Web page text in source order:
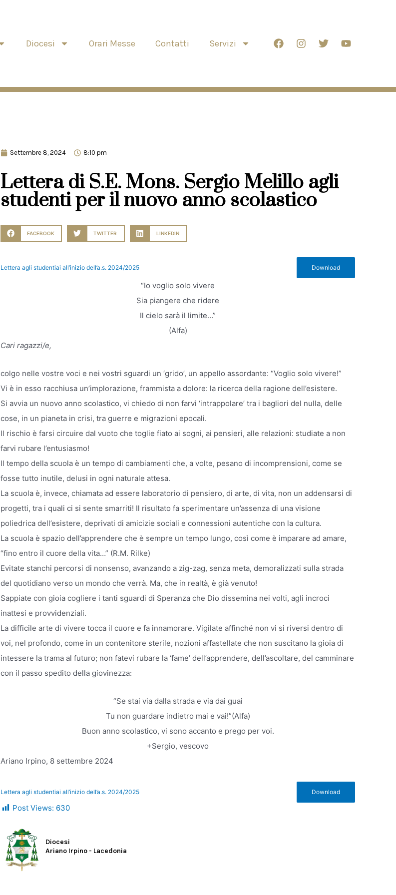
Diocesi Orari Messe Contatti Servizi
Settembre 8, 2024 8:10 pm
Lettera di S.E. Mons. Sergio Melillo agli
studenti per il nuovo anno scolastico
FACEBOOK TWITTER LINKEDIN
Lettera agli studentiai all’inizio dell’a.s. 2024/2025 Download
“Io voglio solo vivere
Sia piangere che ridere
Il cielo sarà il limite…”
(Alfa)
Cari ragazzi/e,
colgo nelle vostre voci e nei vostri sguardi un ‘grido’, un appello assordante: “Voglio solo vivere!”
Vi è in esso racchiusa un’implorazione, frammista a dolore: la ricerca della ragione dell’esistere.
Si avvia un nuovo anno scolastico, vi chiedo di non farvi ‘intrappolare’ tra i bagliori del nulla, delle
cose, in un pianeta in crisi, tra guerre e migrazioni epocali.
Il rischio è farsi circuire dal vuoto che toglie fiato ai sogni, ai pensieri, alle relazioni: studiate a non
farvi rubare l’entusiasmo!
Il tempo della scuola è un tempo di cambiamenti che, a volte, pesano di incomprensioni, come se
fosse tutto inutile, delusi in ogni naturale attesa.
La scuola è, invece, chiamata ad essere laboratorio di pensiero, di arte, di vita, non un addensarsi di
progetti, tra i quali ci si sente smarriti! Il risultato fa sperimentare un’assenza di una visione
poliedrica dell’esistere, deprivati di amicizie sociali e connessioni autentiche con la cultura.
La scuola è spazio dell’apprendere che è sempre un tempo lungo, così come è imparare ad amare,
“fino entro il cuore della vita…” (R.M. Rilke)
Evitate stanchi percorsi di nonsenso, avanzando a zig-zag, senza meta, demoralizzati sulla strada
del quotidiano verso un mondo che verrà. Ma, che in realtà, è già venuto!
Sappiate con gioia cogliere i tanti sguardi di Speranza che Dio dissemina nei volti, agli incroci
inattesi e provvidenziali.
La difficile arte di vivere tocca il cuore e fa innamorare. Vigilate affinché non vi si riversi dentro di
voi, nel profondo, come in un contenitore sterile, nozioni affastellate che non suscitano la gioia di
intessere la trama al futuro; non fatevi rubare la ‘fame’ dell’apprendere, dell’ascoltare, del camminare
con il passo spedito della giovinezza:
“Se stai via dalla strada e via dai guai
Tu non guardare indietro mai e vai!”(Alfa)
Buon anno scolastico, vi sono accanto e prego per voi.
+Sergio, vescovo
Ariano Irpino, 8 settembre 2024
Lettera agli studentiai all’inizio dell’a.s. 2024/2025 Download
Post Views: 630
Diocesi
Ariano Irpino - Lacedonia